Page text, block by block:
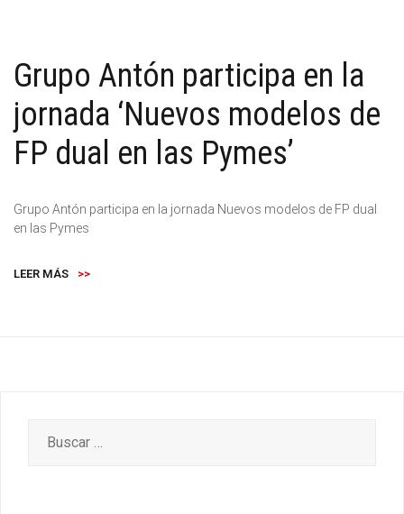
Grupo Antón participa en la
jornada ‘Nuevos modelos de
FP dual en las Pymes’
Grupo Antón participa en la jornada Nuevos modelos de FP dual
en las Pymes
LEER MÁS >>